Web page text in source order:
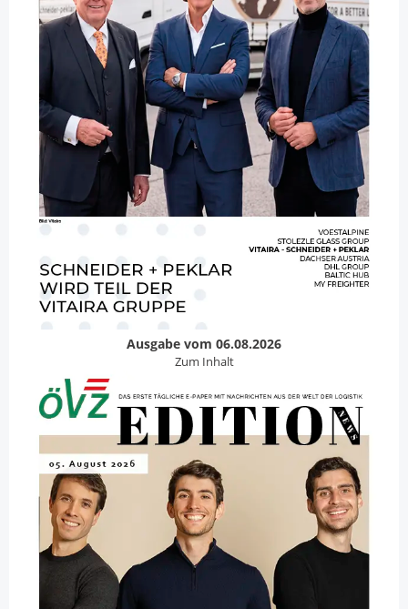
Ausgabe vom 06.08.2026
Zum Inhalt